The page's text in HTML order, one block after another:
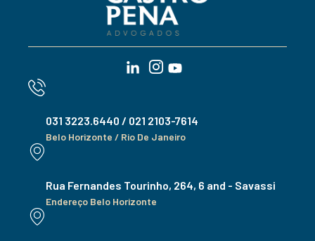
031 3223.6440 / 021 2103-7614
Belo Horizonte / Rio De Janeiro
Rua Fernandes Tourinho, 264, 6 and - Savassi
Endereço Belo Horizonte